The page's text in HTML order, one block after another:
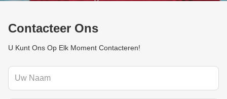
Contacteer Ons
U Kunt Ons Op Elk Moment Contacteren!